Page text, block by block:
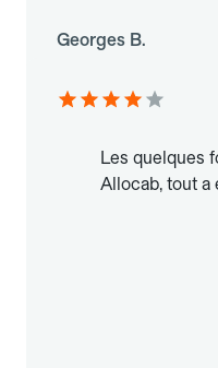
Georges B.
Les quelques
Allocab, tout a